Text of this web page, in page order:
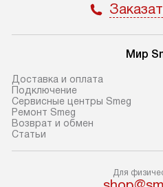
доставки у менеджера при
В день, согласованный с
упакованный товар до
Если вам необходимо
покупку до двери вашей
или места установки,
с менеджером. За эту
Мир
Доставка и оплата
Подключение
Сервисные центры Smeg
Ремонт Smeg
Возврат и обмен
Статьи
Для